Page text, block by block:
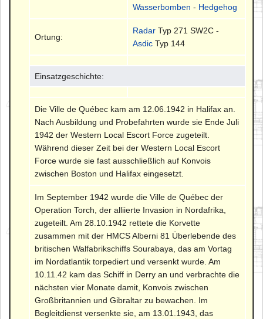
Wasserbomben - Hedgehog
Ortung:
Radar Typ 271 SW2C -
Asdic Typ 144
Einsatzgeschichte:
Die Ville de Québec kam am 12.06.1942 in Halifax an.
Nach Ausbildung und Probefahrten wurde sie Ende Juli
1942 der Western Local Escort Force zugeteilt.
Während dieser Zeit bei der Western Local Escort
Force wurde sie fast ausschließlich auf Konvois
zwischen Boston und Halifax eingesetzt.
Im September 1942 wurde die Ville de Québec der
Operation Torch, der alliierte Invasion in Nordafrika,
zugeteilt. Am 28.10.1942 rettete die Korvette
zusammen mit der HMCS Alberni 81 Überlebende des
britischen Walfabrikschiffs Sourabaya, das am Vortag
im Nordatlantik torpediert und versenkt wurde. Am
10.11.42 kam das Schiff in Derry an und verbrachte die
nächsten vier Monate damit, Konvois zwischen
Großbritannien und Gibraltar zu bewachen. Im
Begleitdienst versenkte sie, am 13.01.1943, das